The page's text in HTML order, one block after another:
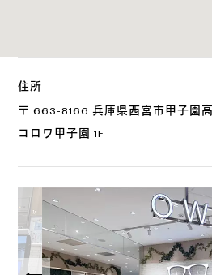
住所
〒 663-8166 兵庫県西宮市甲子園
コロワ甲子園 1F